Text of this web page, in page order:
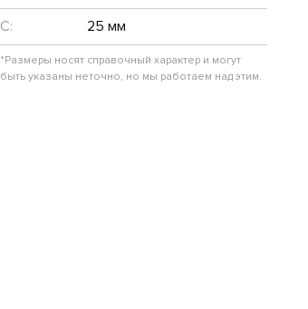
C:
25 мм
*Размеры носят справочный характер и могут
быть указаны неточно, но мы работаем над этим.